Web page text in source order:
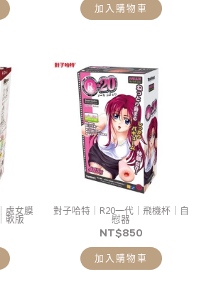
加入購物車
處女膜
軟版
對子哈特｜R20一代｜飛機杯｜自
慰器
NT$850
加入購物車